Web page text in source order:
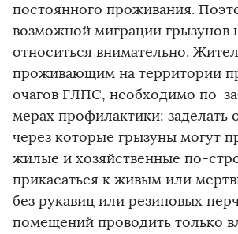
постоянного проживания.
возможной миграции грызунов
относиться внимательно.
проживающим на территории
очагов ГЛПС, необходимо по-
мерах профилактики: заделать
через которые грызуны могут
жилые и хозяйственные по-
прикасаться к живым или
без рукавиц или резиновых
помещений проводить только